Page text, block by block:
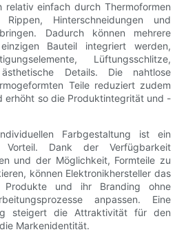
relativ einfach durch Thermoformen
Hinterschneidungen und
Dadurch können mehrere
Bauteil integriert werden,
Lüftungsschlitze,
Details. Die nahtlose
Teile reduziert zudem
erhöht so die Produktintegrität und -
Farbgestaltung ist ein
Vorteil. Dank der Verfügbarkeit
und der Möglichkeit, Formteile zu
können Elektronikhersteller das
Produkte und ihr Branding ohne
anpassen. Eine
steigert die Attraktivität für den
Markenidentität.